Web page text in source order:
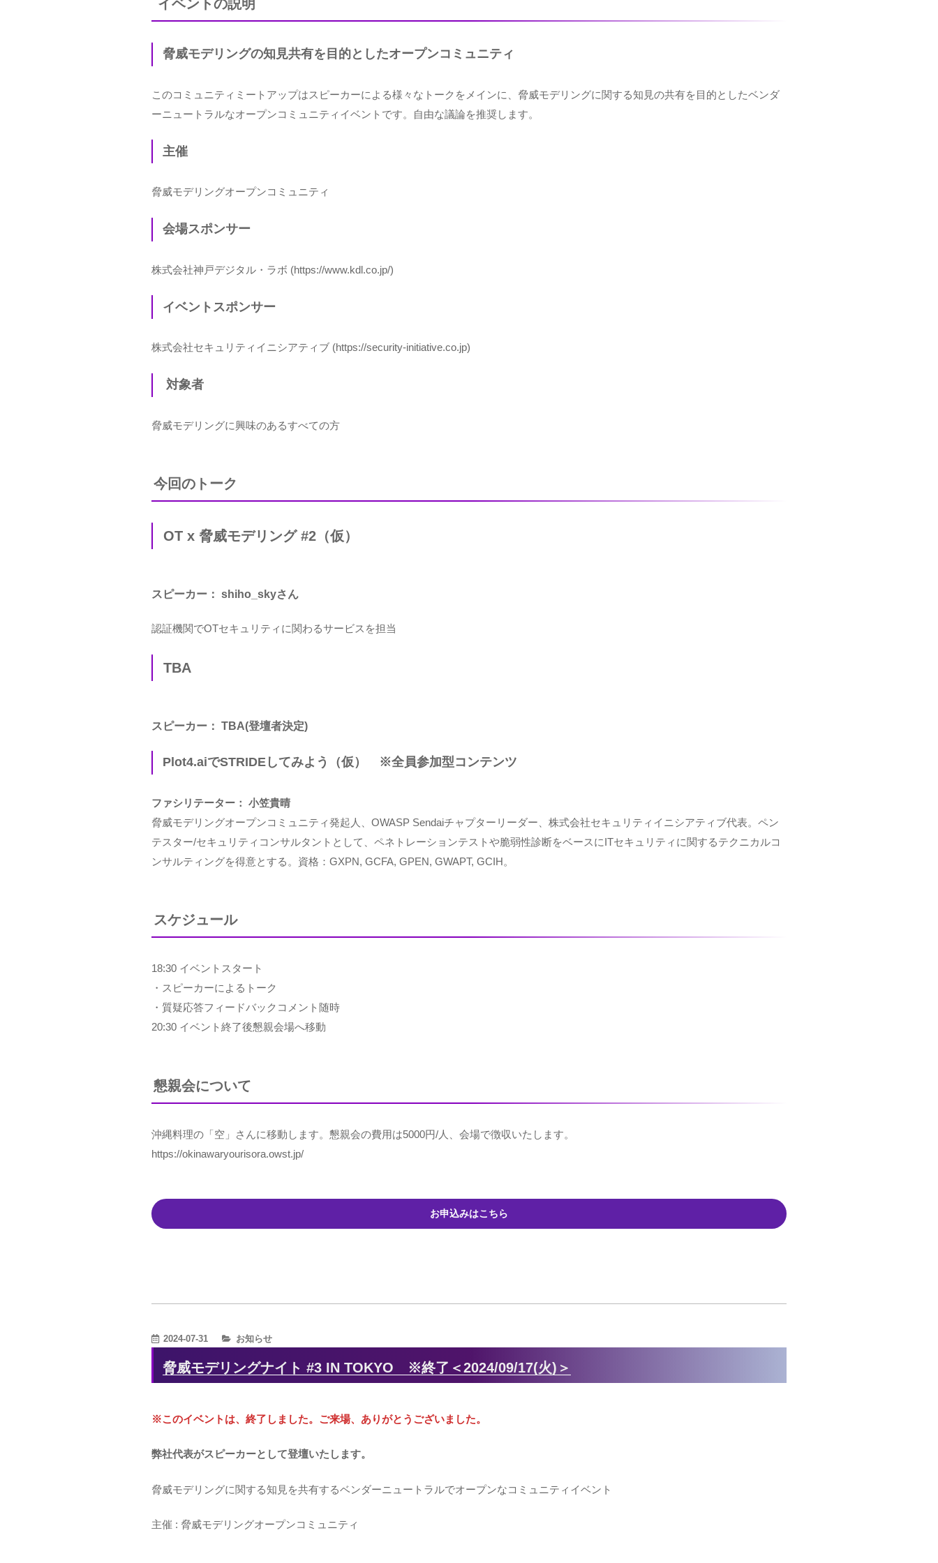
イベントの説明
脅威モデリングの知見共有を目的としたオープンコミュニティ
このコミュニティミートアップはスピーカーによる様々なトークをメインに、脅威モデリングに関する知見の共有を目的としたベンダ
ーニュートラルなオープンコミュニティイベントです。自由な議論を推奨します。
主催
脅威モデリングオープンコミュニティ
会場スポンサー
株式会社神戸デジタル・ラボ (https://www.kdl.co.jp/)
イベントスポンサー
株式会社セキュリティイニシアティブ (https://security-initiative.co.jp)
対象者
脅威モデリングに興味のあるすべての方
今回のトーク
OT x 脅威モデリング #2（仮）
スピーカー： shiho_skyさん
認証機関でOTセキュリティに関わるサービスを担当
TBA
スピーカー： TBA(登壇者決定)
Plot4.aiでSTRIDEしてみよう（仮） ※全員参加型コンテンツ
ファシリテーター： 小笠貴晴
脅威モデリングオープンコミュニティ発起人、OWASP Sendaiチャプターリーダー、株式会社セキュリティイニシアティブ代表。ペン
テスター/セキュリティコンサルタントとして、ペネトレーションテストや脆弱性診断をベースにITセキュリティに関するテクニカルコ
ンサルティングを得意とする。資格：GXPN, GCFA, GPEN, GWAPT, GCIH。
スケジュール
18:30 イベントスタート
・スピーカーによるトーク
・質疑応答フィードバックコメント随時
20:30 イベント終了後懇親会場へ移動
懇親会について
沖縄料理の「空」さんに移動します。懇親会の費用は5000円/人、会場で徴収いたします。
https://okinawaryourisora.owst.jp/
お申込みはこちら
2024-07-31
カ
ゴ
お知らせ
脅威モデリングナイト #3 IN TOKYO ※終了＜2024/09/17(火)＞
※このイベントは、終了しました。ご来場、ありがとうございました。
弊社代表がスピーカーとして登壇いたします。
脅威モデリングに関する知見を共有するベンダーニュートラルでオープンなコミュニティイベント
主催 : 脅威モデリングオープンコミュニティ